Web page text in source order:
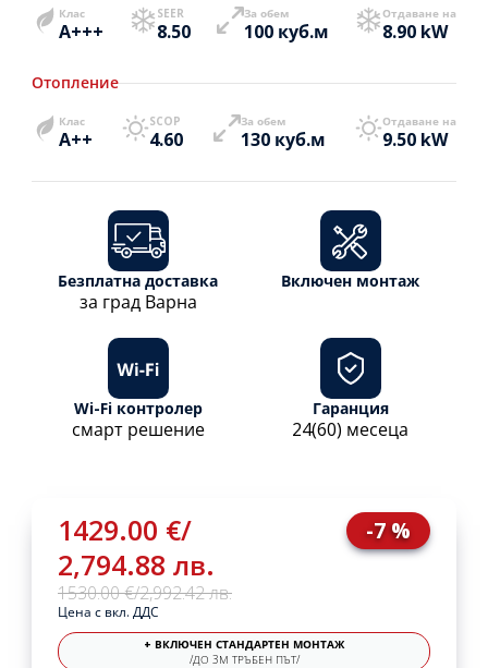
1429.00 €/
2,794.88 лв.
1530.00 €/2,992.42 лв.
-7 %
Цена с вкл. ДДС
+ ВКЛЮЧЕН СТАНДАРТЕН МОНТАЖ
/ДО 3М ТРЪБЕН ПЪТ/
Клас
A+++
SEER
8.50
За обем
100 куб.м
Отдаване на
8.90 kW
Отопление
Клас
A++
SCOP
4.60
За обем
130 куб.м
Отдаване на
9.50 kW
Безплатна доставка
за град Варна
Включен монтаж
Wi-Fi контролер
смарт решение
Гаранция
24(60) месеца